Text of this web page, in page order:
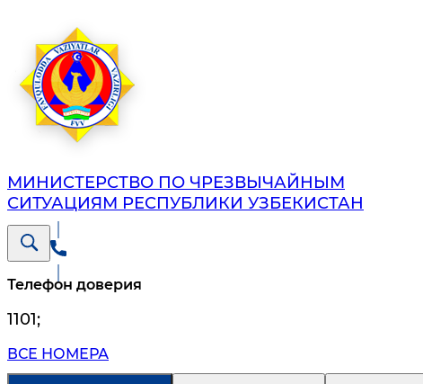
МИНИСТЕРСТВО ПО ЧРЕЗВЫЧАЙНЫМ
СИТУАЦИЯМ РЕСПУБЛИКИ УЗБЕКИСТАН
Телефон доверия
1101;
ВСЕ НОМЕРА